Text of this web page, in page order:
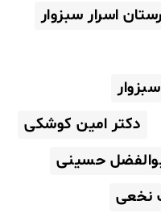
اسرار سبزوار
دکتر امین کوشکی
حسینی
نخعی